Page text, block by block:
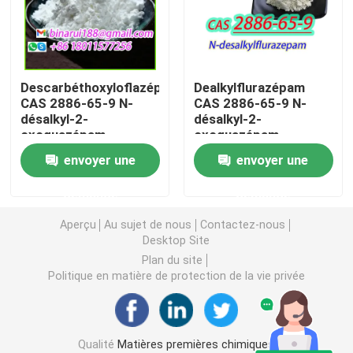
Intermédiaires agrochimiques
Produits chimiques organiques de base
Matières premières pharmaceutiques
Additifs d'alimentation des animaux
Additifs cosmétiques
Bouteilles de laboratoire en verre
Descarbéthoxyloflazépate
CAS 2886-65-9 N-
désalkyl-2-
oxoquazépam
envoyer une
Dealkylflurazépam
CAS 2886-65-9 N-
désalkyl-2-
oxoquazépam
envoyer une
Aperçu Au sujet de nous
Contactez-nous
Desktop Site
Plan du site
Politique en matière de protection de la vie privée
Qualité Matières premières chimiques